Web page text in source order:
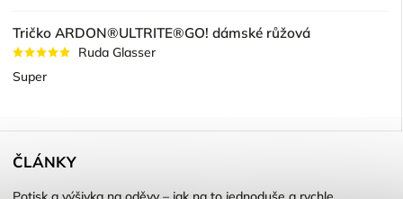
Tričko ARDON®ULTRITE®GO! dámské růžová
Ruda Glasser
Super
ČLÁNKY